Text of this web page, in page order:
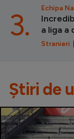
Echipa
a liga a
Stranieri
3.
Știri de